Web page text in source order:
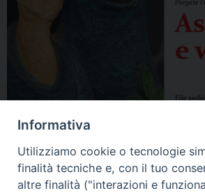
Informativa
Utilizziamo cookie o tecnologie
finalità tecniche e, con il tuo
altre finalità ("interazioni e